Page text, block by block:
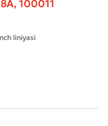
100011
liniyasi